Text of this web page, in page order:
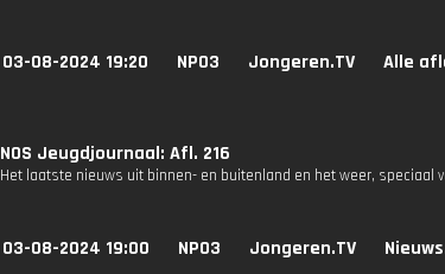
03-08-2024 19:20 NPO3 Jongeren.TV Alle
NOS Jeugdjournaal: Afl. 216
Het laatste nieuws uit binnen- en buitenland en het weer, speciaal
03-08-2024 19:00 NPO3 Jongeren.TV